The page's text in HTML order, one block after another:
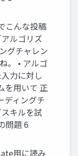
こんな投稿
ルゴリズ
グチャレン
。 • アルゴ
力に対し
を用いて 正
ディングチ
キルを試
問題 6
用に読み